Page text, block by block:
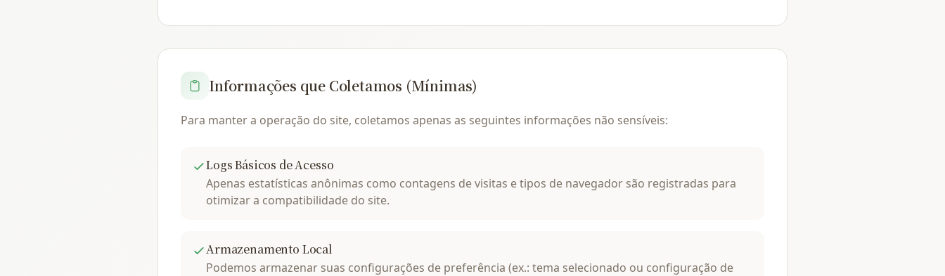
Informações que Coletamos (Mínimas)
Para manter a operação do site, coletamos apenas as seguintes informações não sensíveis:
Logs Básicos de Acesso
Apenas estatísticas anônimas como contagens de visitas e tipos de navegador são registradas para
otimizar a compatibilidade do site.
Armazenamento Local
Podemos armazenar suas configurações de preferência (ex.: tema selecionado ou configuração de